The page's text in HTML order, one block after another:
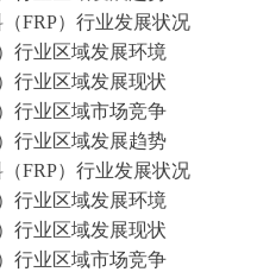
FRP）行业发展状况
行业区域发展环境
行业区域发展现状
行业区域市场竞争
行业区域发展趋势
FRP）行业发展状况
行业区域发展环境
行业区域发展现状
行业区域市场竞争